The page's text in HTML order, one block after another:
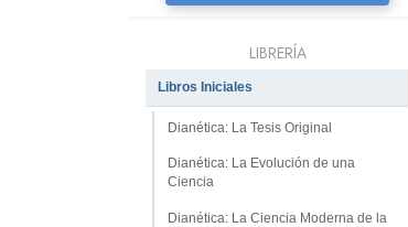
LIBRERÍA
Libros Iniciales
Dianética: La Tesis Original
Dianética: La Evolución de una
Ciencia
Dianética: La Ciencia Moderna de la